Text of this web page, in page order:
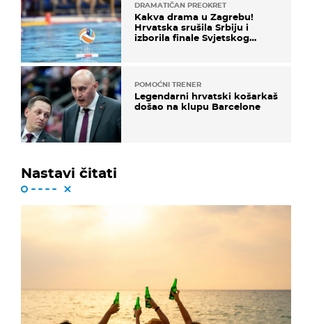
DRAMATIČAN PREOKRET
Kakva drama u Zagrebu!
Hrvatska srušila Srbiju i
izborila finale Svjetskog
POMOĆNI TRENER
Legendarni hrvatski košarkaš
došao na klupu Barcelone
Nastavi čitati